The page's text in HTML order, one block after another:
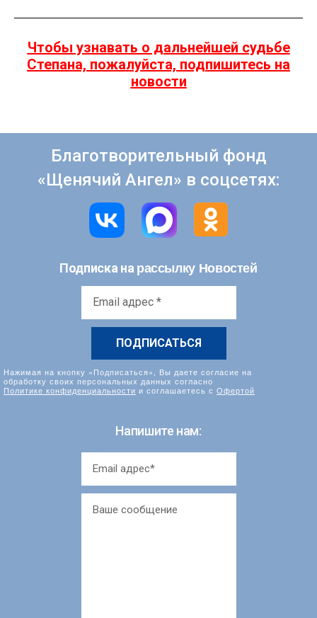
Чтобы узнавать о дальнейшей судьбе
Степана, пожалуйста, подпишитесь на
новости
Благотворительный фонд
«Щенячий Ангел» в соцсетях:
Подписка нарассылку Новостей
Нажимая на кнопку «Подписаться», Вы даете согласие на
обработку своих персональных данных согласно
Политике конфиденциальности и соглашаетесь с Офертой
Напишите нам: